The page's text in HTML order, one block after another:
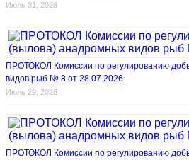
Июль 31, 2026
ПРОТОКОЛ Комиссии по регулированию
видов рыб № 8 от 28.07.2026
Июль 29, 2026
ПРОТОКОЛ Комиссии по регулированию